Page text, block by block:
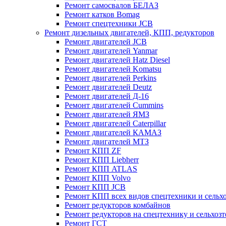
Ремонт самосвалов БЕЛАЗ
Ремонт катков Bomag
Ремонт спецтехники JCB
Ремонт дизельных двигателей, КПП, редукторов
Ремонт двигателей JCB
Ремонт двигателей Yanmar
Ремонт двигателей Hatz Diesel
Ремонт двигателей Komatsu
Ремонт двигателей Perkins
Ремонт двигателей Deutz
Ремонт двигателей Д-16
Ремонт двигателей Cummins
Ремонт двигателей ЯМЗ
Ремонт двигателей Caterpillar
Ремонт двигателей КАМАЗ
Ремонт двигателей МТЗ
Ремонт КПП ZF
Ремонт КПП Liebherr
Ремонт КПП ATLAS
Ремонт КПП Volvo
Ремонт КПП JСB
Ремонт КПП всех видов спецтехники и
Ремонт редукторов комбайнов
Ремонт редукторов на спецтехнику и
Ремонт ГСТ